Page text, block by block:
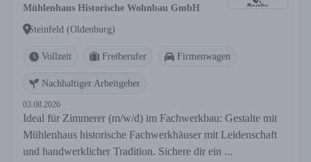
Mühlenhaus Historische Wohnbau GmbH
Steinfeld (Oldenburg)
Vollzeit Freiberufer Firmenwagen
Nachhaltiger Arbeitgeber
03.08.2026
Ideal für Zimmerer (m/w/d) im Fachwerkbau: Gestalte mit
Mühlenhaus historische Fachwerkhäuser mit Leidenschaft
und handwerklicher Tradition. Sichere dir ein ...